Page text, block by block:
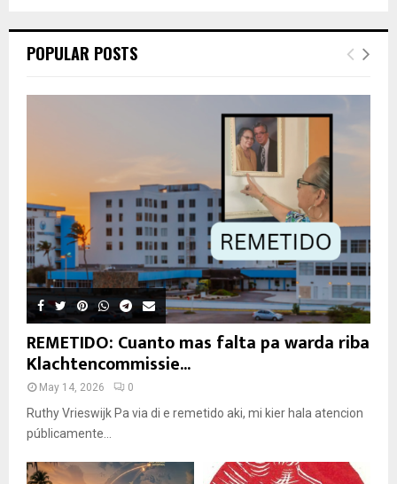
POPULAR POSTS
REMETIDO: Cuanto mas falta pa warda riba
Klachtencommissie...
May 14, 2026 0
Ruthy Vrieswijk Pa via di e remetido aki, mi kier hala atencion
públicamente...